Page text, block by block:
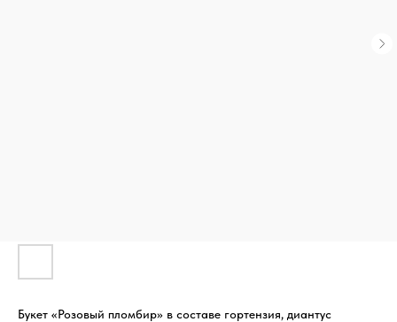
Букет «Розовый пломбир» в составе гортензия, диантус